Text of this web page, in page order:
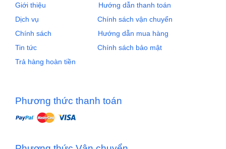
Giới thiệu
Hướng dẫn thanh toán
Dịch vụ
Chính sách vận chuyển
Chính sách
Hướng dẫn mua hàng
Tin tức
Chính sách bảo mật
Trả hàng hoàn tiền
Phương thức thanh toán